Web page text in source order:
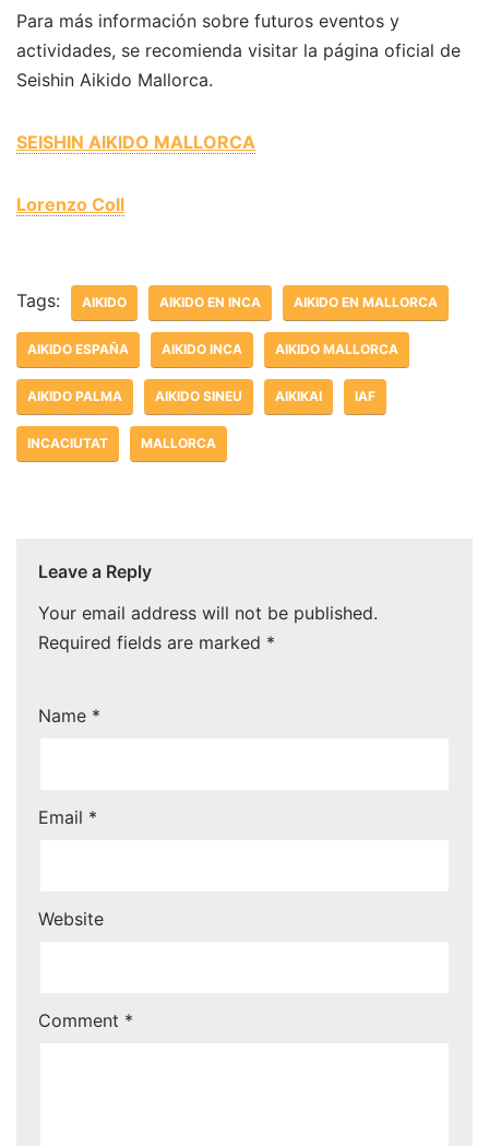
Para más información sobre futuros eventos y
actividades, se recomienda visitar la página oficial de
Seishin Aikido Mallorca.
SEISHIN AIKIDO MALLORCA
Lorenzo Coll
Tags: AIKIDO AIKIDO EN INCA AIKIDO EN MALLORCA
AIKIDO ESPAÑA AIKIDO INCA AIKIDO MALLORCA
AIKIDO PALMA AIKIDO SINEU AIKIKAI IAF
INCACIUTAT MALLORCA
Leave a Reply
Your email address will not be published.
Required fields are marked *
Name *
Email *
Website
Comment *